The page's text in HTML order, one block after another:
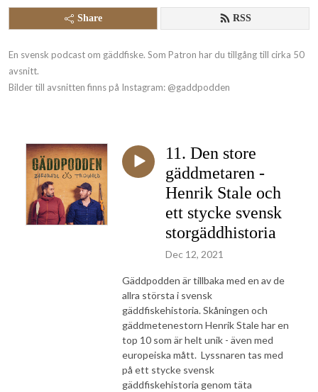
Share RSS
En svensk podcast om gäddfiske. Som Patron har du tillgång till cirka 50
avsnitt.
Bilder till avsnitten finns på Instagram: @gaddpodden
11. Den store
gäddmetaren -
Henrik Stale och
ett stycke svensk
storgäddhistoria
Dec 12, 2021
Gäddpodden är tillbaka med en av de
allra största i svensk
gäddfiskehistoria. Skåningen och
gäddmetenestorn Henrik Stale har en
top 10 som är helt unik - även med
europeiska mått. Lyssnaren tas med
på ett stycke svensk
gäddfiskehistoria genom täta